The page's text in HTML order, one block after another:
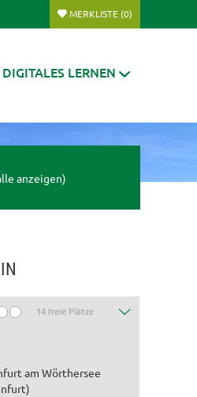
MERKLISTE (0)
DIGITALES LERNEN
anzeigen)
14 freie Plätze
am Wörthersee